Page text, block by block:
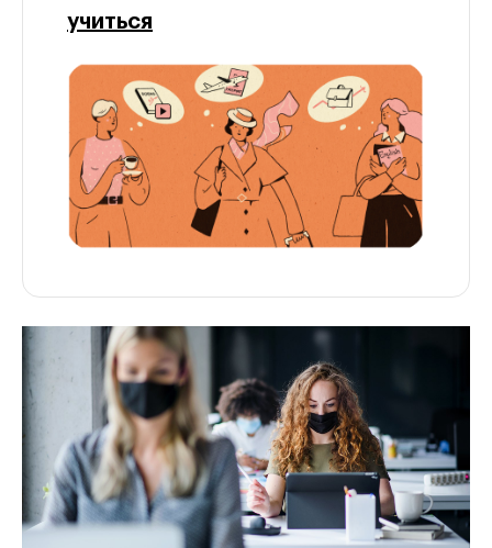
учиться